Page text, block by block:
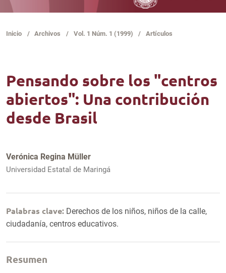
Inicio / Archivos / Vol. 1 Núm. 1 (1999) / Artículos
Pensando sobre los "centros
abiertos": Una contribución
desde Brasil
Verónica Regina Müller
Universidad Estatal de Maringá
Palabras clave: Derechos de los niños, niños de la calle,
ciudadanía, centros educativos.
Resumen